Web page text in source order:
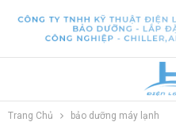
Trang Chủ bảo dưỡng máy lạnh